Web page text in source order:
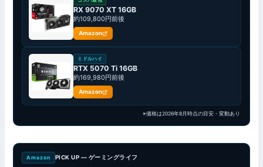
RX 9070 XT 16GB
約109,800円前後
Amazon
ミドルハイ
RTX 5070 Ti 16GB
約169,980円前後
Amazon
※価格は2026年8月時点の目安・変動あり
Amazon PICK UP — ゲーミングライフ